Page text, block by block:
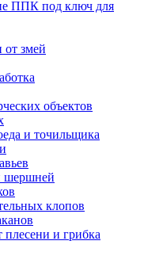
ППК под ключ для
от змей
объектов
и точильщика
шершней
клопов
плесени и грибка